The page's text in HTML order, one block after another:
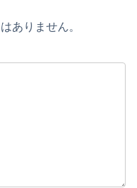
ありません。